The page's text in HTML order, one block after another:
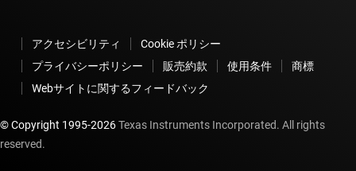
アクセシビリティ
Cookie ポリシー
プライバシーポリシー
販売約款 使用条件
商標
Webサイトに関するフィードバック
© Copyright 1995-2026Texas Instruments Incorporated. All rights
reserved.